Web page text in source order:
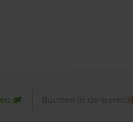
Buurten in de wereld